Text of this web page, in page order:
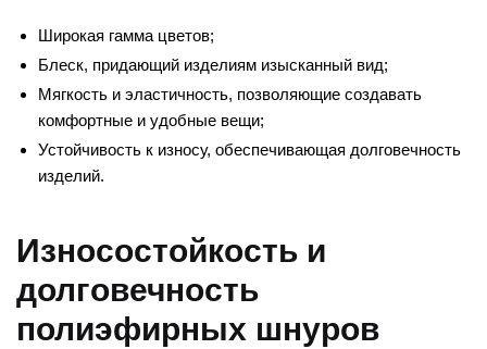
Широкая гамма цветов;
Блеск, придающий изделиям изысканный вид;
Мягкость и эластичность, позволяющие создавать
комфортные и удобные вещи;
Устойчивость к износу, обеспечивающая долговечность
изделий.
Износостойкость и
долговечность
полиэфирных шнуров